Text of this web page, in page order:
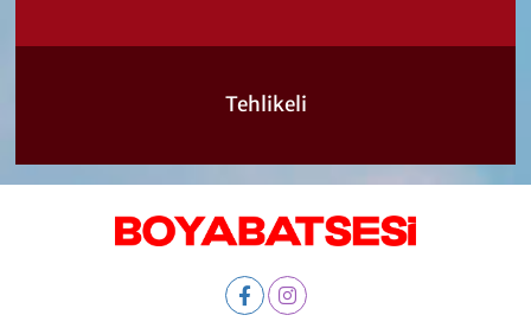
Tehlikeli